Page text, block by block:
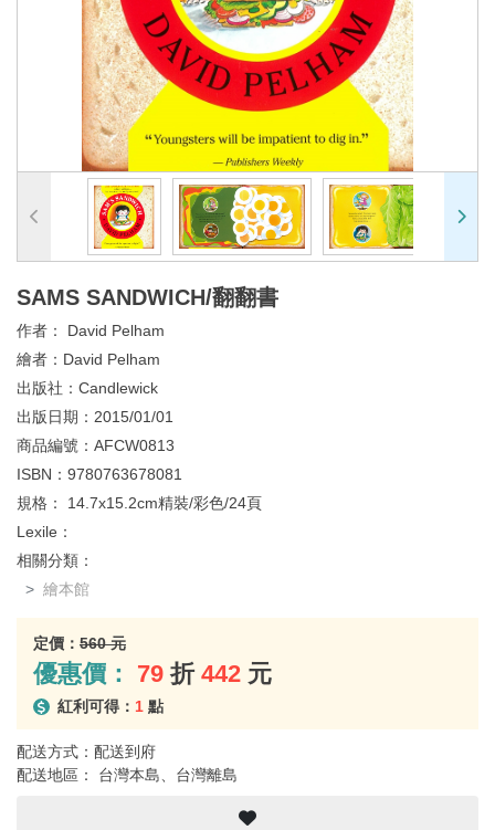
SAMS SANDWICH/翻翻書
作者： David Pelham
繪者： David Pelham
出版社： Candlewick
出版日期： 2015/01/01
商品編號： AFCW0813
ISBN： 9780763678081
規格： 14.7x15.2cm精裝/彩色/24頁
Lexile：
相關分類：
繪本館
定價： 560 元
優惠價： 79 折 442 元
紅利可得： 1 點
配送方式：配送到府
配送地區： 台灣本島、台灣離島